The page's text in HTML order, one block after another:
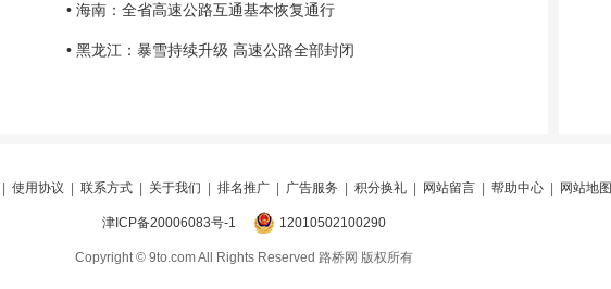
• 海南：全省高速公路互通基本恢复通行
• 黑龙江：暴雪持续升级 高速公路全部封闭
使用协议 联系方式 关于我们 排名推广 广告服务 积分换礼 网站留言 帮助中心 网站地图
津ICP备20006083号-1 12010502100290
Copyright © 9to.com All Rights Reserved 路桥网 版权所有